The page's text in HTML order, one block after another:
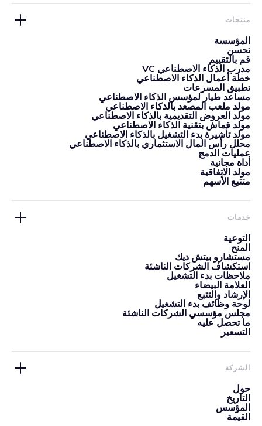
منتجات
المؤسسة
تحسن
قم بالتقييم
مدرب الذكاء الاصطناعي VC
خطة أعمال الذكاء الاصطناعي
تطبيق المسرعات
مساعد طيار لمؤسس الذكاء الاصطناعي
مولد ملعب المصعد بالذكاء الاصطناعي
مولد العروض التقديمية بالذكاء الاصطناعي
مولد قماش بتقنية الذكاء الاصطناعي
مولد تأشيرة بدء التشغيل بالذكاء الاصطناعي
محلل رأس المال الاستثماري بالذكاء الاصطناعي
عمليات الدمج
أداة مجانية
مولد الاتفاقية
متتبع الأسهم
خدمات
التوعية
المنح
مستشارو بيتش ديك
استكشاف الشركات الناشئة
ملاحظات بدء التشغيل
العلامة البيضاء
الإرشاد والتتبع
لوحة وظائف بدء التشغيل
مجلس مؤسسي الشركات الناشئة
ما تحصل عليه
التسعير
الشركة
حول
التاريخ
المؤسس
القيمة